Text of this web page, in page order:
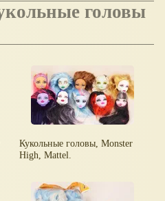
Кукольные головы, Monster
High, Mattel.